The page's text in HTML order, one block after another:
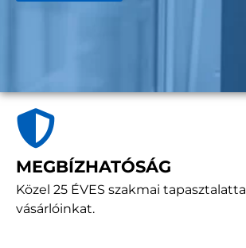
MEGBÍZHATÓSÁG
Közel 25 ÉVES szakmai
vásárlóinkat.